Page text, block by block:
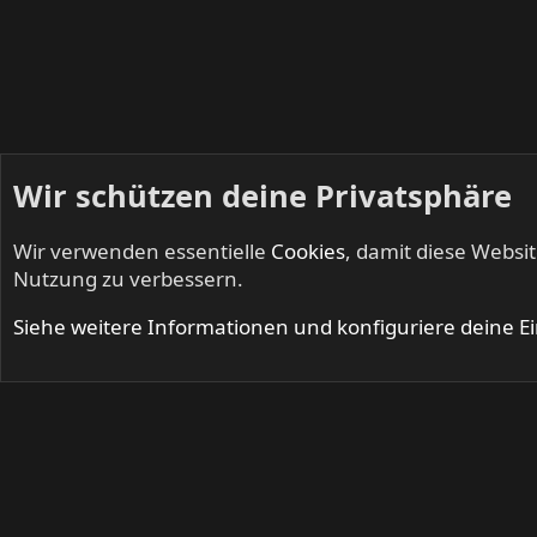
Startseite Mitglieder
Wir schützen deine Privatsphäre
Wir verwenden essentielle Cookies, damit diese
Nutzung zu verbessern.
Siehe weitere Informationen und konfiguriere deine